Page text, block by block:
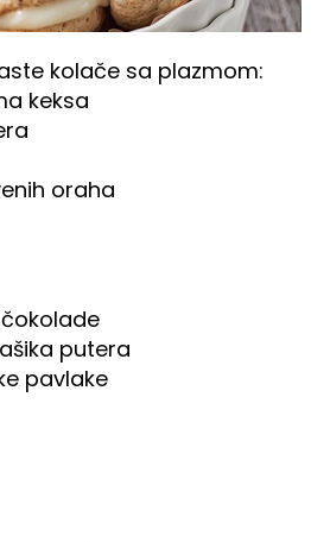
kolače sa plazmom:
keksa
oraha
putera
pavlake